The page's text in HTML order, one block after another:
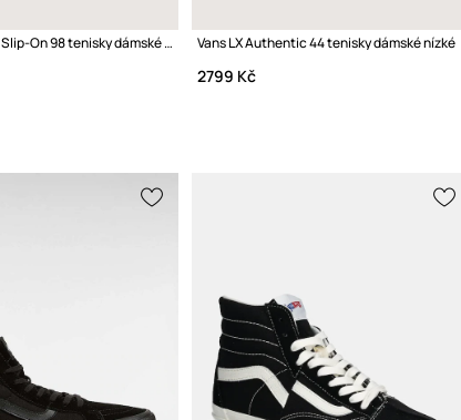
Vans LX Classic Slip-On 98 tenisky dámské nízké Vans LX Authentic 44 tenisky dámské nízké
2799 Kč